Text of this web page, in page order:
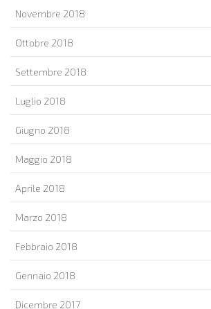
Novembre 2018
Ottobre 2018
Settembre 2018
Luglio 2018
Giugno 2018
Maggio 2018
Aprile 2018
Marzo 2018
Febbraio 2018
Gennaio 2018
Dicembre 2017